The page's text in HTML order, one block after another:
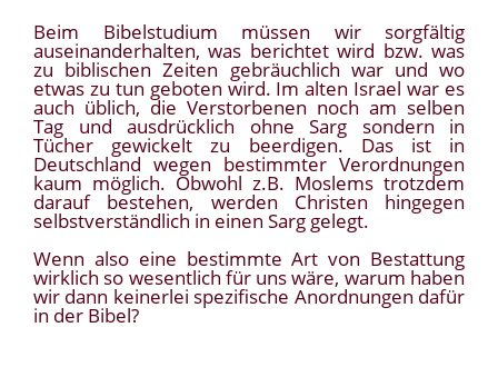
Beim Bibelstudium müssen wir sorgfältig
auseinanderhalten, was berichtet wird bzw. was
zu biblischen Zeiten gebräuchlich war und wo
etwas zu tun geboten wird. Im alten Israel war es
auch üblich, die Verstorbenen noch am selben
Tag und ausdrücklich ohne Sarg sondern in
Tücher gewickelt zu beerdigen. Das ist in
Deutschland wegen bestimmter Verordnungen
kaum möglich. Obwohl z.B. Moslems trotzdem
darauf bestehen, werden Christen hingegen
selbstverständlich in einen Sarg gelegt.
Wenn also eine bestimmte Art von Bestattung
wirklich so wesentlich für uns wäre, warum haben
wir dann keinerlei spezifische Anordnungen dafür
in der Bibel?